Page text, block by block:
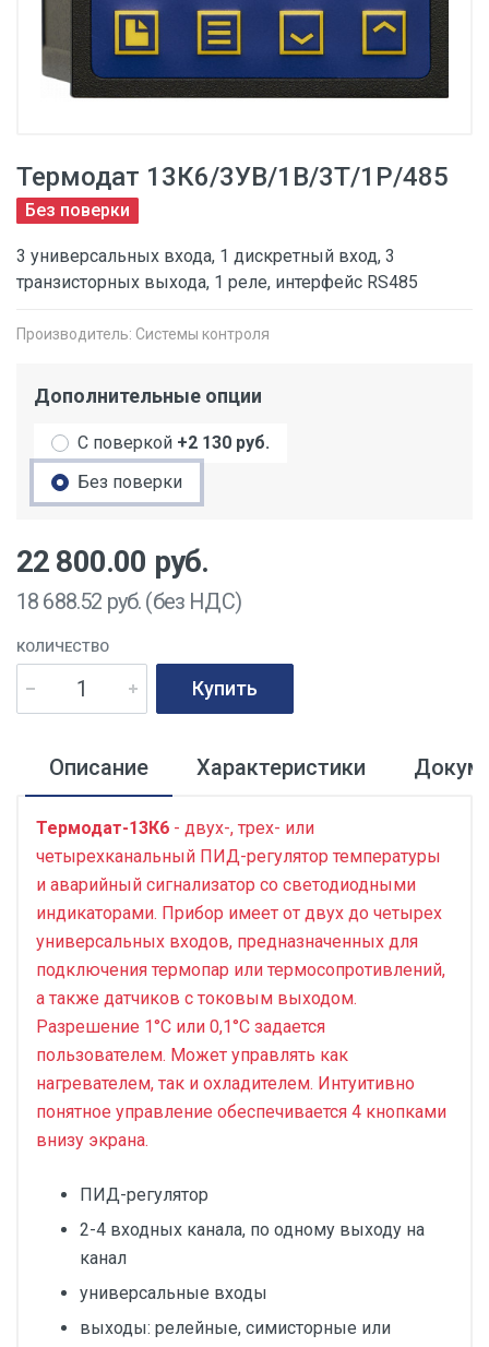
Термодат 13К6/3УВ/1В/3Т/1Р/485
Без поверки
3 универсальных входа, 1 дискретный вход, 3
транзисторных выхода, 1 реле, интерфейс RS485
Производитель: Системы контроля
Дополнительные опции
С поверкой +2 130 руб.
Без поверки
22 800.00 руб.
18 688.52 руб. (без НДС)
КОЛИЧЕСТВО
Купить
Описание Характеристики
Термодат-13К6 - двух-, трех- или
четырехканальный ПИД-регулятор температуры
и аварийный сигнализатор со светодиодными
индикаторами. Прибор имеет от двух до четырех
универсальных входов, предназначенных для
подключения термопар или термосопротивлений,
а также датчиков с токовым выходом.
Разрешение 1°С или 0,1°С задается
пользователем. Может управлять как
нагревателем, так и охладителем. Интуитивно
понятное управление обеспечивается 4 кнопками
внизу экрана.
ПИД-регулятор
2-4 входных канала, по одному выходу на
канал
универсальные входы
выходы: релейные, симисторные или